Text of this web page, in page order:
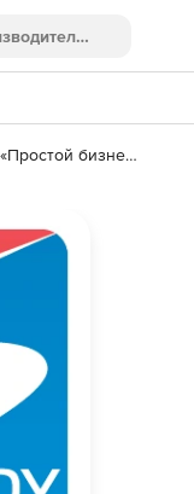
«Простой бизнес» (электронная версия)